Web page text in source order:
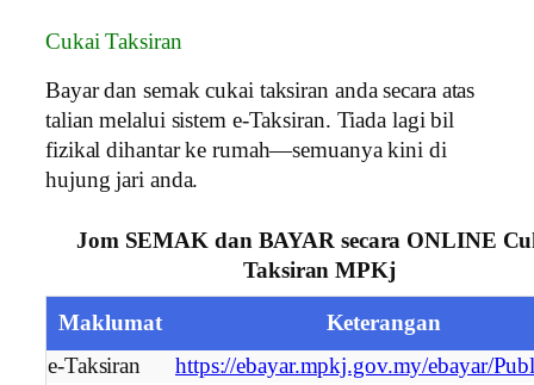
Cukai Taksiran
Bayar dan semak cukai taksiran anda secara atas
talian melalui sistem e-Taksiran. Tiada lagi bil
fizikal dihantar ke rumah—semuanya kini di
hujung jari anda.
Jom SEMAK dan BAYAR secara ONLINE
Taksiran MPKj
Maklumat
Keterangan
e-Taksiran
https://ebayar.mpkj.gov.my/ebayar/